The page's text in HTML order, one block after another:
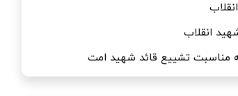
انقلاب
به مناسبت تشییع قائد شهید امت